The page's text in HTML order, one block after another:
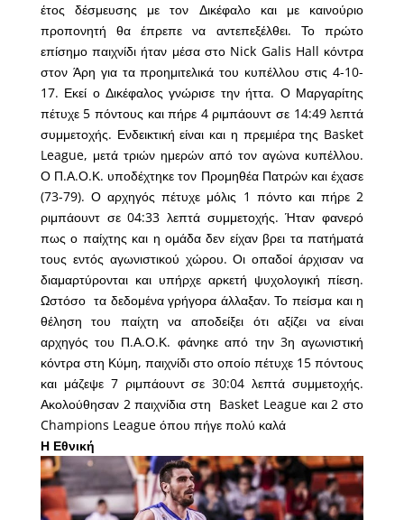
έτος δέσμευσης με τον Δικέφαλο και με καινούριο
προπονητή θα έπρεπε να αντεπεξέλθει. Το πρώτο
επίσημο παιχνίδι ήταν μέσα στο Nick Galis Hall κόντρα
στον Άρη για τα προημιτελικά του κυπέλλου στις 4-10-
17. Εκεί ο Δικέφαλος γνώρισε την ήττα. Ο Μαργαρίτης
πέτυχε 5 πόντους και πήρε 4 ριμπάουντ σε 14:49 λεπτά
συμμετοχής. Ενδεικτική είναι και η πρεμιέρα της Basket
League, μετά τριών ημερών από τον αγώνα κυπέλλου.
Ο Π.Α.Ο.Κ. υποδέχτηκε τον Προμηθέα Πατρών και έχασε
(73-79). Ο αρχηγός πέτυχε μόλις 1 πόντο και πήρε 2
ριμπάουντ σε 04:33 λεπτά συμμετοχής. Ήταν φανερό
πως ο παίχτης και η ομάδα δεν είχαν βρει τα πατήματά
τους εντός αγωνιστικού χώρου. Οι οπαδοί άρχισαν να
διαμαρτύρονται και υπήρχε αρκετή ψυχολογική πίεση.
Ωστόσο τα δεδομένα γρήγορα άλλαξαν. Το πείσμα και η
θέληση του παίχτη να αποδείξει ότι αξίζει να είναι
αρχηγός του Π.Α.Ο.Κ. φάνηκε από την 3η αγωνιστική
κόντρα στη Κύμη, παιχνίδι στο οποίο πέτυχε 15 πόντους
και μάζεψε 7 ριμπάουντ σε 30:04 λεπτά συμμετοχής.
Ακολούθησαν 2 παιχνίδια στη Basket League και 2 στο
Champions League όπου πήγε πολύ καλά
Η Εθνική